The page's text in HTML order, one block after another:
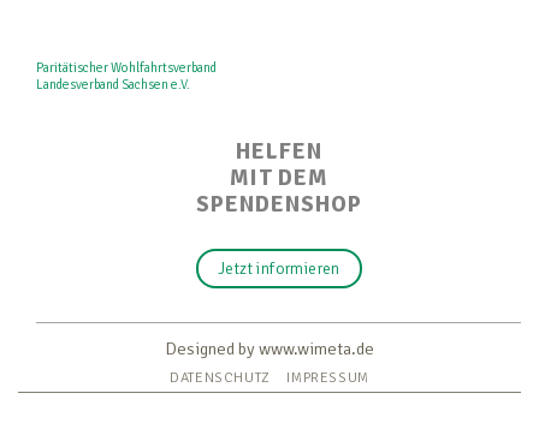
Paritätischer Wohlfahrtsverband
Landesverband Sachsen e.V.
HELFEN
MIT DEM
SPENDENSHOP
Jetzt informieren
Designed by www.wimeta.de
DATENSCHUTZ IMPRESSUM